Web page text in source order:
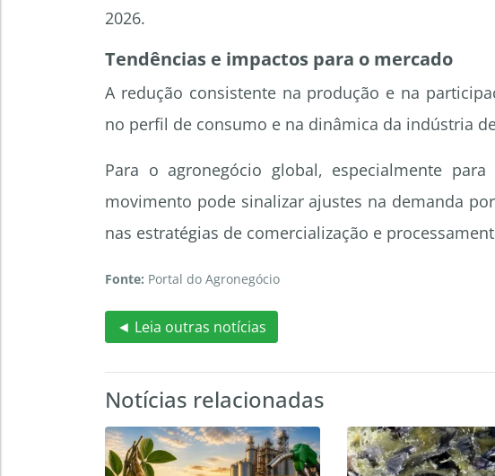
2026.
Tendências e impactos para o mercado
A redução consistente na produção e na
no perfil de consumo e na dinâmica da indústria
Para o agronegócio global, especialmente
movimento pode sinalizar ajustes na demanda
nas estratégias de comercialização e
Fonte: Portal do Agronegócio
◄ Leia outras notícias
Notícias relacionadas